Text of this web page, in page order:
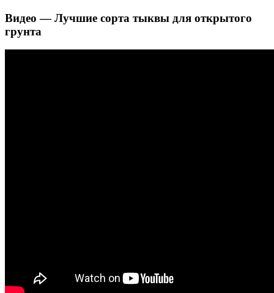
Видео — Лучшие сорта тыквы для открытого
грунта